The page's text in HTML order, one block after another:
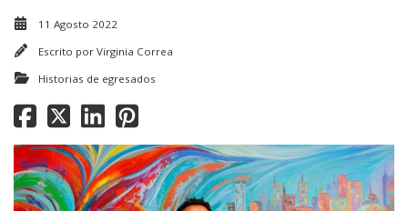
11 Agosto 2022
Escrito por Virginia Correa
Historias de egresados